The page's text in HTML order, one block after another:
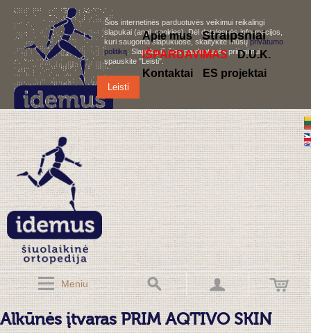
Šios internetinės parduotuvės veikimui reikalingi
slapukai (angl. cookies). Dėl detalesnės informacijos,
kuri saugoma slapukuose, skaitykite mūsųprivatumo
politiką . Slapukų iš šios parduotuvės priėmimui,
spauskite "Leisti".
Leisti
Meniu
Apie mus Straipsniai
IŠPARDAVIMAS
D.U.K.
Kontaktai
ES projektai
Alkūnės įtvaras PRIM AQTIVO SKIN